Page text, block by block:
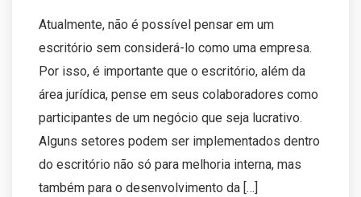
Atualmente, não é possível pensar em um
escritório sem considerá-lo como uma empresa.
Por isso, é importante que o escritório, além da
área jurídica, pense em seus colaboradores como
participantes de um negócio que seja lucrativo.
Alguns setores podem ser implementados dentro
do escritório não só para melhoria interna, mas
também para o desenvolvimento da […]